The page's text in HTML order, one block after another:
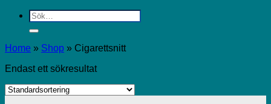
Sök
efter:
Home » Shop » Cigarettsnitt
Endast ett sökresultat